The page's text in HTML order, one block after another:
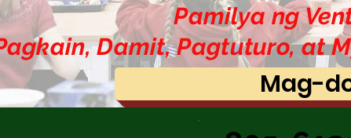
Pamilya ng
Damit, Pagtuturo, at
Mag-